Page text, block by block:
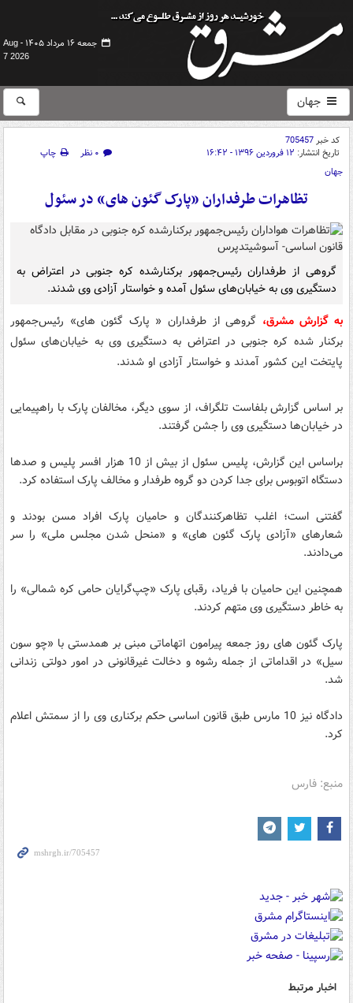
جمعه ۱۶ مرداد ۱۴۰۵ -
Aug
7 2026
جهان
کد خبر705457
تاریخ انتشار: ۱۲ فروردین ۱۳۹۶ - ۱۶:۴۲ ۰ نظر
چاپ
جهان
تظاهرات طرفداران «پارک گئون های» در سئول
گروهی از طرفداران رئیس‌جمهور برکنارشده کره جنوبی در اعتراض به
دستگیری وی به خیابان‌های سئول آمده و خواستار آزادی وی شدند.
به گزارش مشرق، گروهی از طرفداران « پارک گئون های» رئیس‌جمهور
برکنار شده کره جنوبی در اعتراض به دستگیری وی به خیابان‌های سئول
پایتخت این کشور آمدند و خواستار آزادی او شدند.
بر اساس گزارش بلفاست تلگراف، از سوی دیگر، مخالفان پارک با راهپیمایی
در خیابان‌ها دستگیری وی را جشن گرفتند.
براساس این گزارش، پلیس سئول از بیش از 10 هزار افسر پلیس و صدها
دستگاه اتوبوس برای جدا کردن دو گروه طرفدار و مخالف پارک استفاده کرد.
گفتنی است؛ اغلب تظاهرکنندگان و حامیان پارک افراد مسن بودند و
شعارهای «آزادی پارک گئون های» و «منحل شدن مجلس ملی» را سر
می‌دادند.
همچنین این حامیان با فریاد، رقبای پارک «چپ‌گرایان حامی کره شمالی» را
به خاطر دستگیری وی متهم کردند.
پارک گئون های روز جمعه پیرامون اتهاماتی مبنی بر همدستی با «چو سون
سیل» در اقداماتی از جمله رشوه و دخالت غیرقانونی در امور دولتی زندانی
شد.
دادگاه نیز 10 مارس طبق قانون اساسی حکم برکناری وی را از سمتش اعلام
کرد.
منبع: فارس
اخبار مرتبط